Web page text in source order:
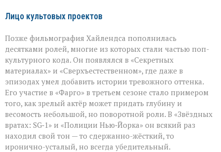
Лицо культовых проектов
Позже фильмография Хайлендса пополнилась
десятками ролей, многие из которых стали частью поп-
культурного кода. Он появлялся в «Секретных
материалах» и «Сверхъестественном», где даже в
эпизодах умел добавить истории тревожного оттенка.
Его участие в «Фарго» в третьем сезоне стало примером
того, как зрелый актёр может придать глубину и
весомость небольшой, но поворотной роли. В «Звёздных
вратах: SG‑1» и «Полиции Нью‑Йорка» он всякий раз
находил свой тон — то сдержанно-жёсткий, то
иронично-усталый, но всегда убедительный.